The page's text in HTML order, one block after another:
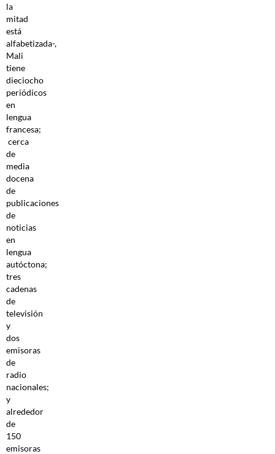
la
mitad
está
alfabetizada-,
Mali
tiene
dieciocho
periódicos
en
lengua
francesa;
cerca
de
media
docena
de
publicaciones
de
noticias
en
lengua
autóctona;
tres
cadenas
de
televisión
y
dos
emisoras
de
radio
nacionales;
y
alrededor
de
150
emisoras